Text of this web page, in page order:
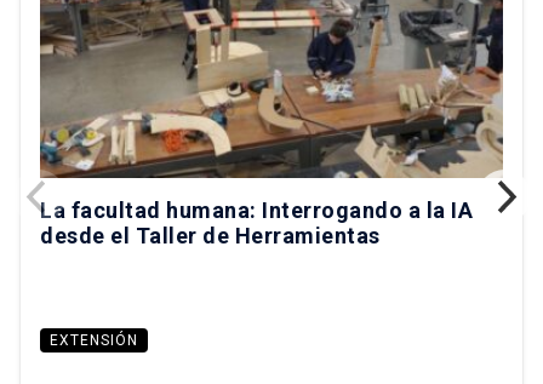
La facultad humana: Interrogando a la IA
desde el Taller de Herramientas
EXTENSIÓN